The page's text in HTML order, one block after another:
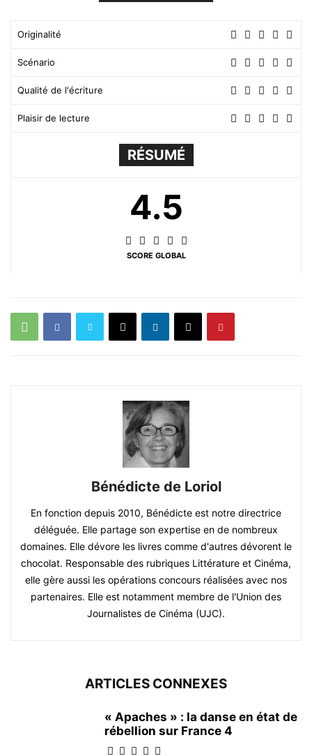
Originalité
Scénario
Qualité de l'écriture
Plaisir de lecture
RÉSUMÉ
4.5
SCORE GLOBAL
Bénédicte de Loriol
En fonction depuis 2010, Bénédicte est notre directrice
déléguée. Elle partage son expertise en de nombreux
domaines. Elle dévore les livres comme d'autres dévorent le
chocolat. Responsable des rubriques Littérature et Cinéma,
elle gère aussi les opérations concours réalisées avec nos
partenaires. Elle est notamment membre de l'Union des
Journalistes de Cinéma (UJC).
ARTICLES CONNEXES
« Apaches » : la danse en état de
rébellion sur France 4